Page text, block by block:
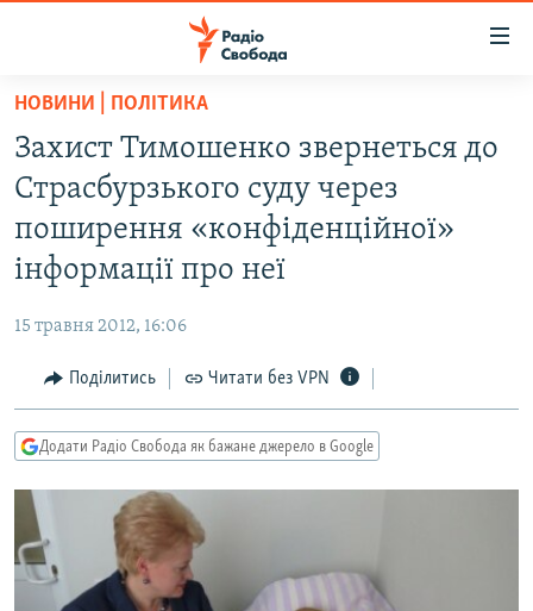
Перейти
основного
матеріалу
Перейти
до
основної
Перейти
пошуку
ВСЕ ЗА ДОБУ
СТАТТІ
ПОЛІТИКА
СУСПІЛЬСТВО
КУЛЬТУРА
СПОРТ
ВІЙНА
ДОНБАС.РЕАЛІЇ
КРИМ.РЕАЛІЇ
ТИ ЯК?
КИТАЙ.ВИКЛИКИ
МУЛЬТИМЕДІА
ФОТО
НОВИНИ | ПОЛІТИКА
Захист Тимошенко звернеться до
Страсбурзького суду через
поширення «конфіденційної»
інформації про неї
15 травня 2012, 16:06
Поділитись Читати без VPN
Додати Радіо Свобода як бажане джерело в Google